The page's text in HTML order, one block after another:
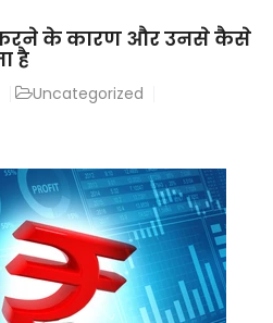
करने के कारण और उनसे कैसे
है
Uncategorized